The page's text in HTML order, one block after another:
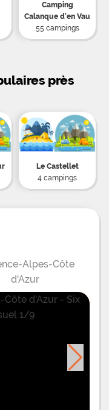
Camping
Calanque d'en Vau
55 campings
près
Le Castellet
4 campings
Alpes-Côte
d'Azur